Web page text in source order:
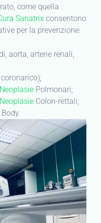
come quella
Sanatrix consentono
per la prevenzione:
aorta, arterie renali,
Neoplasie Polmonari;
Neoplasie Colon-rettali;